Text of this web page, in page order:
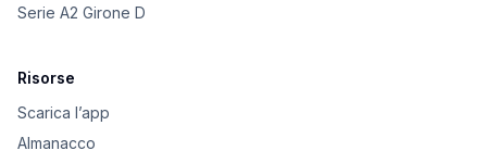
Serie A2 Girone D
Risorse
Scarica l’app
Almanacco